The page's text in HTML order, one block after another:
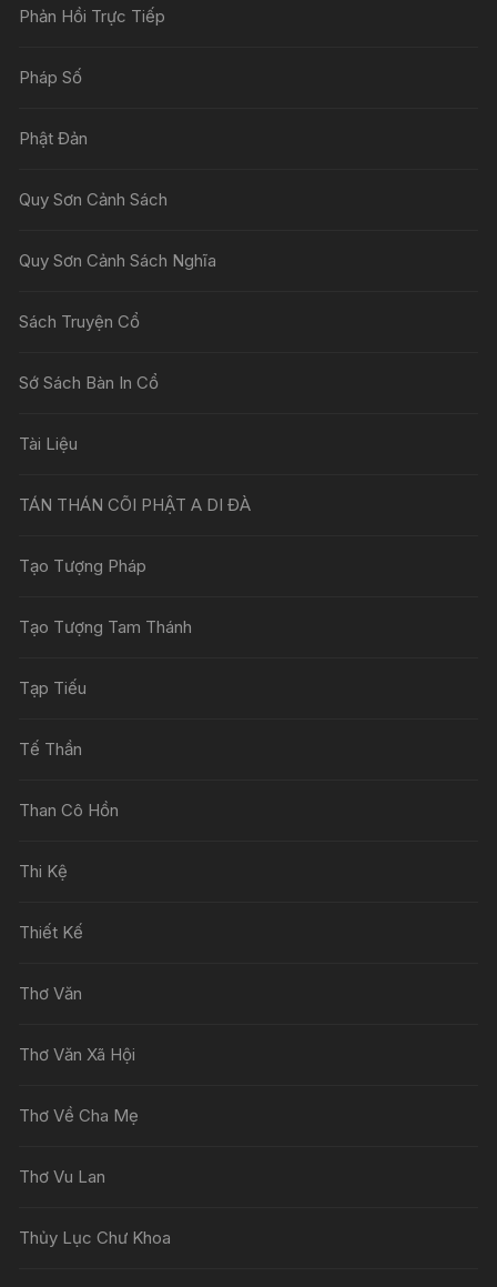
Phản Hồi Trực Tiếp
Pháp Số
Phật Đản
Quy Sơn Cảnh Sách
Quy Sơn Cảnh Sách Nghĩa
Sách Truyện Cổ
Sớ Sách Bàn In Cổ
Tài Liệu
TÁN THÁN CÕI PHẬT A DI ĐÀ
Tạo Tượng Pháp
Tạo Tượng Tam Thánh
Tạp Tiếu
Tế Thần
Than Cô Hồn
Thi Kệ
Thiết Kế
Thơ Văn
Thơ Văn Xã Hội
Thơ Về Cha Mẹ
Thơ Vu Lan
Thủy Lục Chư Khoa